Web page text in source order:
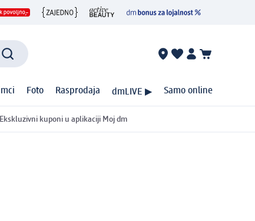
Foto Rasprodaja dmLIVE ▶ Samo online
Ekskluzivni kuponi u aplikaciji Moj dm